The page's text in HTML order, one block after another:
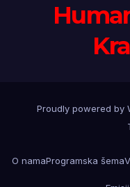
Proudly powered by
O namaProgramska šema